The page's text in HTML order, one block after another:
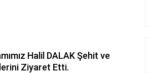
Halil DALAK Şehit ve
Ziyaret Etti.